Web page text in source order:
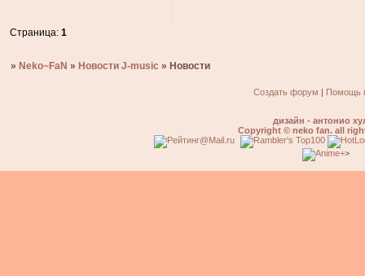
Страница:1
» Neko~FaN » Новости J-music » Новости
Создать форум | Помощь
дизайн - антонио
Copyright © neko fan. all
>